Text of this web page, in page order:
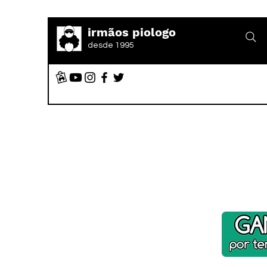
irmãos piologo
desde 1995